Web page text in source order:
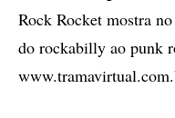
Rock Rocket mostra
do rockabilly ao punk